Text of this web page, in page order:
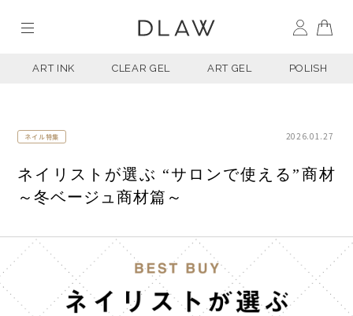
ART INK CLEAR GEL ART GEL POLISH
ネイル特集 2026.01.27
ネイリストが選ぶ “サロンで使える”商材
～冬ベージュ商材篇～